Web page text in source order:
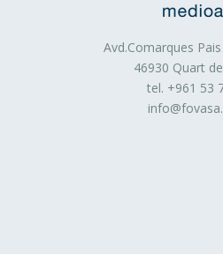
Estas cookies almacenan
observación continuada de sus
que permite desarrollar un perfil
publicidad en función del
Asimismo, es posible que al
de nuestros anuncios en
Avd.Comarques
46930 Quart
tel. +961 53